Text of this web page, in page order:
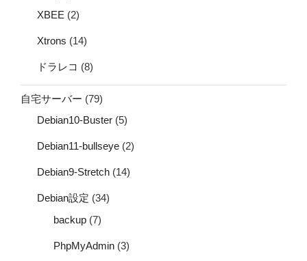
XBEE (2)
Xtrons (14)
ドラレコ (8)
自宅サーバー (79)
Debian10-Buster (5)
Debian11-bullseye (2)
Debian9-Stretch (14)
Debian設定 (34)
backup (7)
PhpMyAdmin (3)